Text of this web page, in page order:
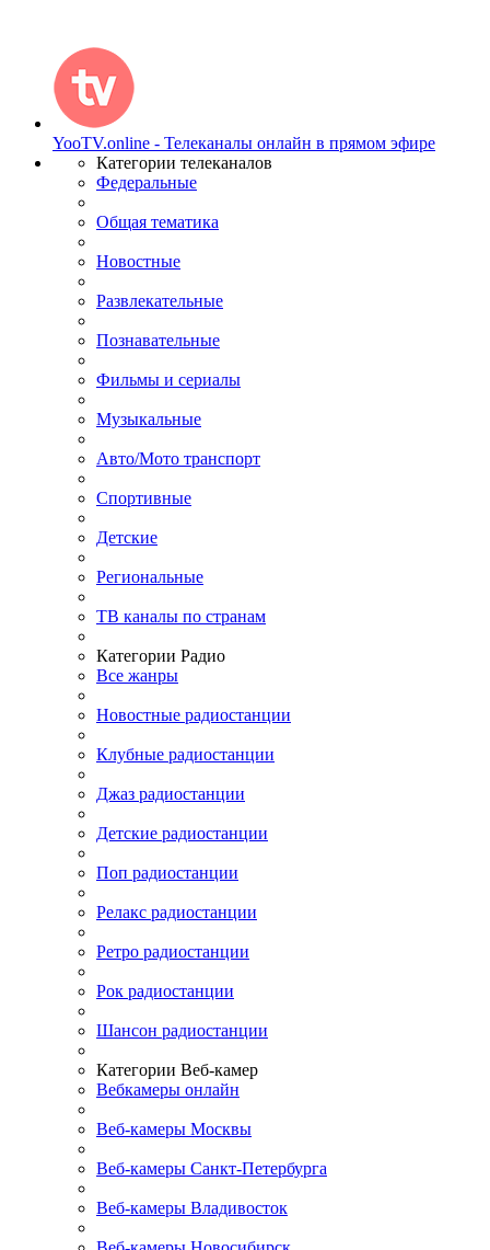
YooTV.online - Телеканалы онлайн в прямом эфире
Категории телеканалов
Федеральные
Общая тематика
Новостные
Развлекательные
Познавательные
Фильмы и сериалы
Музыкальные
Авто/Мото транспорт
Спортивные
Детские
Региональные
ТВ каналы по странам
Категории Радио
Все жанры
Новостные радиостанции
Клубные радиостанции
Джаз радиостанции
Детские радиостанции
Поп радиостанции
Релакс радиостанции
Ретро радиостанции
Рок радиостанции
Шансон радиостанции
Категории Веб-камер
Вебкамеры онлайн
Веб-камеры Москвы
Веб-камеры Санкт-Петербурга
Веб-камеры Владивосток